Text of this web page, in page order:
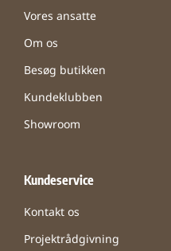
Vores ansatte
Om os
Besøg butikken
Kundeklubben
Showroom
Kundeservice
Kontakt os
Projektrådgivning